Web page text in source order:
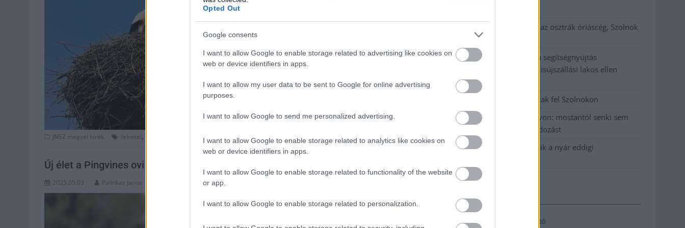
Opted Out
Google consents
I want to allow Google to enable storage related to advertising like cookies on
web or device identifiers in apps.
I want to allow my user data to be sent to Google for online advertising
purposes.
I want to allow Google to send me personalized advertising.
I want to allow Google to enable storage related to analytics like cookies on
web or device identifiers in apps.
I want to allow Google to enable storage related to functionality of the website
or app.
I want to allow Google to enable storage related to personalization.
hátra a tetemet. Az egyik szülő
TOVÁBB OLVASOM
JNSZ megyei hírek felvétel, Jászfényszaru kamera madár, természet
Új élet a Pingvines ovi kéményén: kikeltek az abonyi kisgólyák – VIDEÓ
2025.05.03. Palinkas Janos
Különleges eseménynek lehettek tanúi az
abonyiak az elmúlt napokban: április 30-án
este már két kis gólya pihegett a Pingvines
Átszervezi működését az osztrák óriáscég, Szolnok
is érintett
Tragédiába torkollott a segítségnyújtás
elmulasztása, három kisújszállási lakos ellen
emeltek vádat
Hatalmas lángok csaptak fel Szolnokon
Vízitraffipax a Tisza-tavon: mostantól senki sem
úszhatja meg a száguldozást
Szolnokra is megérkezik a nyár eddigi
Adatkezelési tájékoztató